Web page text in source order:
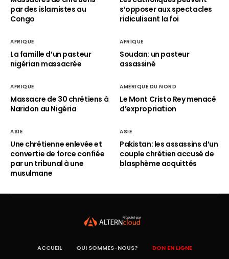
par des islamistes au
Congo
s’opposer aux spectacles
ridiculisant la foi
AFRIQUE
La famille d’un pasteur
nigérian massacrée
AFRIQUE
Soudan: un pasteur
assassiné
AFRIQUE
Massacre de 30 chrétiens à
Naridon au Nigéria
AMÉRIQUE DU NORD
Le Mont Cristo Rey menacé
d’expropriation
ASIE
Une chrétienne enlevée et
convertie de force confiée
par un tribunal à une
musulmane
ASIE
Pakistan: les assassins d’un
couple chrétien accusé de
blasphème acquittés
ACCUEIL QUI SOMMES-NOUS? DON EN LIGNE